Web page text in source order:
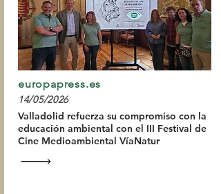
europapress.es
14/05/2026
Valladolid refuerza su compromiso con la
educación ambiental con el III Festival de
Cine Medioambiental VíaNatur